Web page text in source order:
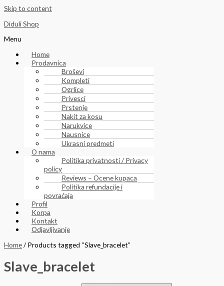
Skip to content
Diduli Shop
Menu
Home
Prodavnica
Broševi
Kompleti
Ogrlice
Privesci
Prstenje
Nakit za kosu
Narukvice
Nausnice
Ukrasni predmeti
O nama
Politika privatnosti / Privacy
policy
Reviews – Ocene kupaca
Politika refundacije i
povraćaja
Profil
Korpa
Kontakt
Odjavljivanje
Home/ Products tagged “Slave_bracelet”
Slave_bracelet